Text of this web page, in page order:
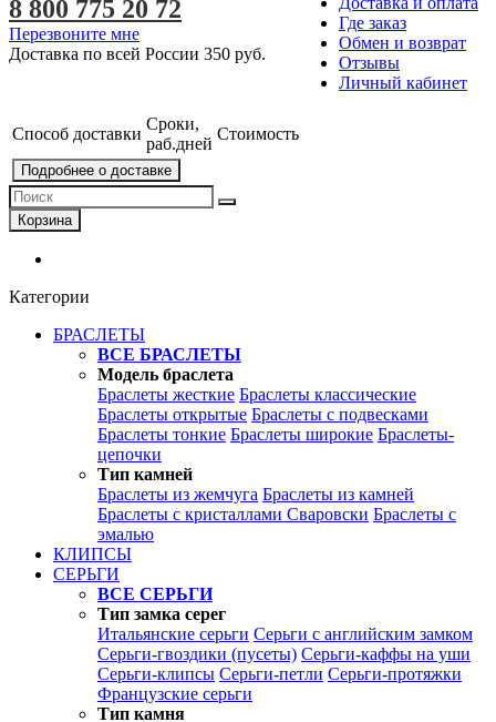
Где заказ
Обмен и возврат
Отзывы
Личный кабинет
8 800 775 20 72
Перезвоните мне
Доставка по всей России 350 руб.
Способ доставки
Сроки,
раб.дней
Стоимость
Подробнее о доставке
Корзина
Категории
БРАСЛЕТЫ
ВСЕ БРАСЛЕТЫ
Модель браслета
Браслеты жесткие Браслеты классические
Браслеты открытые Браслеты с подвесками
Браслеты тонкие Браслеты широкие Браслеты-
цепочки
Тип камней
Браслеты из жемчуга Браслеты из камней
Браслеты с кристаллами Сваровски Браслеты с
эмалью
КЛИПСЫ
СЕРЬГИ
ВСЕ СЕРЬГИ
Тип замка серег
Итальянские серьги Серьги с английским замком
Серьги-гвоздики (пусеты) Серьги-каффы на уши
Серьги-клипсы Серьги-петли Серьги-протяжки
Французские серьги
Тип камня